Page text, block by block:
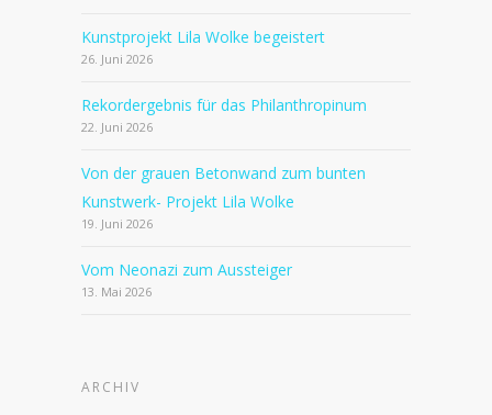
Kunstprojekt Lila Wolke begeistert
26. Juni 2026
Rekordergebnis für das Philanthropinum
22. Juni 2026
Von der grauen Betonwand zum bunten
Kunstwerk- Projekt Lila Wolke
19. Juni 2026
Vom Neonazi zum Aussteiger
13. Mai 2026
ARCHIV